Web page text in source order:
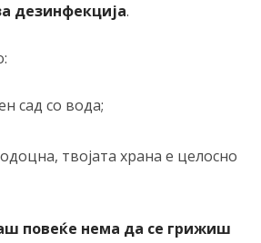
дезинфекција.
сад со вода;
твојата храна е целосно
повеќе нема да се грижиш